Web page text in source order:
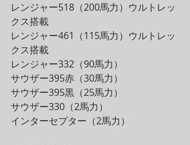
レンジャー518（200馬力）ウルトレッ
クス搭載
レンジャー461（115馬力）ウルトレッ
クス搭載
レンジャー332（90馬力）
サウザー395赤（30馬力）
サウザー395黒（25馬力）
サウザー330（2馬力）
インターセプター（2馬力）